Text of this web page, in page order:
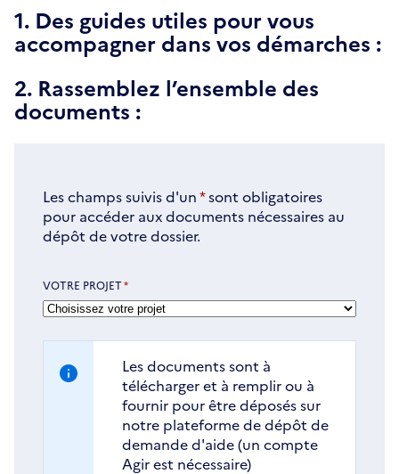
1. Des guides utiles pour vous
accompagner dans vos démarches :
2. Rassemblez l’ensemble des
documents :
Les champs suivis d'un*sont obligatoires
pour accéder aux documents nécessaires au
dépôt de votre dossier.
VOTRE PROJET*
Les documents sont à
télécharger et à remplir ou à
fournir pour être déposés sur
notre plateforme de dépôt de
demande d'aide (un compte
Agir est nécessaire)